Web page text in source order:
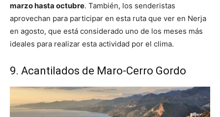
marzo hasta octubre. También, los senderistas
aprovechan para participar en esta ruta que ver en Nerja
en agosto, que está considerado uno de los meses más
ideales para realizar esta actividad por el clima.
9. Acantilados de Maro-Cerro Gordo